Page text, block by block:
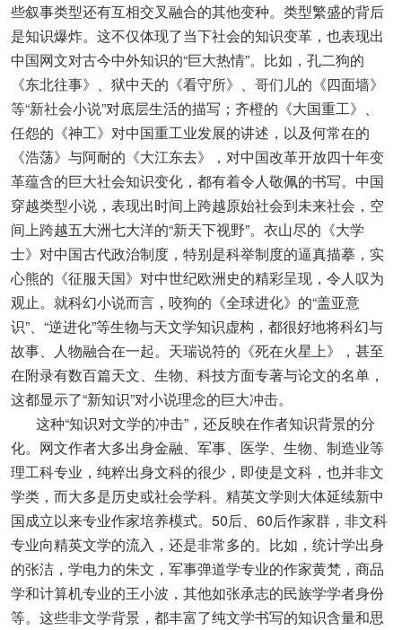
些叙事类型还有互相交叉融合的其他变种。类型繁盛的背后
是知识爆炸。这不仅体现了当下社会的知识变革，也表现出
中国网文对古今中外知识的“巨大热情”。比如，孔二狗的
《东北往事》、狱中天的《看守所》、哥们儿的《四面墙》
等“新社会小说”对底层生活的描写；齐橙的《大国重工》、
任怨的《神工》对中国重工业发展的讲述，以及何常在的
《浩荡》与阿耐的《大江东去》，对中国改革开放四十年变
革蕴含的巨大社会知识变化，都有着令人敬佩的书写。中国
穿越类型小说，表现出时间上跨越原始社会到未来社会，空
间上跨越五大洲七大洋的“新天下视野”。衣山尽的《大学
士》对中国古代政治制度，特别是科举制度的逼真描摹，实
心熊的《征服天国》对中世纪欧洲史的精彩呈现，令人叹为
观止。就科幻小说而言，咬狗的《全球进化》的“盖亚意
识”、“逆进化”等生物与天文学知识虚构，都很好地将科幻与
故事、人物融合在一起。天瑞说符的《死在火星上》，甚至
在附录有数百篇天文、生物、科技方面专著与论文的名单，
这都显示了“新知识”对小说理念的巨大冲击。
这种“知识对文学的冲击”，还反映在作者知识背景的分
化。网文作者大多出身金融、军事、医学、生物、制造业等
理工科专业，纯粹出身文科的很少，即使是文科，也并非文
学类，而大多是历史或社会学科。精英文学则大体延续新中
国成立以来专业作家培养模式。50后、60后作家群，非文科
专业向精英文学的流入，还是非常多的。比如，统计学出身
的张洁，学电力的朱文，军事弹道学专业的作家黄梵，商品
学和计算机专业的王小波，其他如张承志的民族学学者身份
等。这些非文学背景，都丰富了纯文学书写的知识含量和思